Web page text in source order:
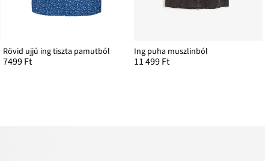
Rövid ujjú ing tiszta pamutból
7499 Ft
Ing puha muszlinból
11 499 Ft